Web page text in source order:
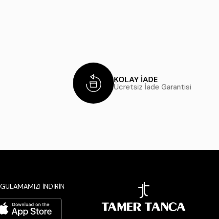
KOLAY İADE
Ücretsiz İade Garantisi
İNDİRİN